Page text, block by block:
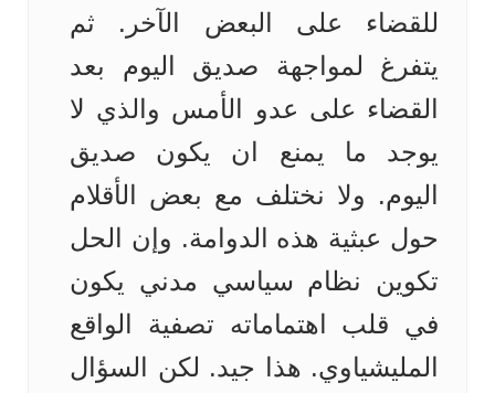
للقضاء على البعض الآخر. ثم
يتفرغ لمواجهة صديق اليوم بعد
القضاء على عدو الأمس والذي لا
يوجد ما يمنع ان يكون صديق
اليوم. ولا نختلف مع بعض الأقلام
حول عبثية هذه الدوامة. وإن الحل
تكوين نظام سياسي مدني يكون
في قلب اهتماماته تصفية الواقع
المليشياوي. هذا جيد. لكن السؤال